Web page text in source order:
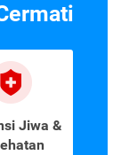
Jiwa &